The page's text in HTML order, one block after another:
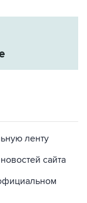
ленту
сайта